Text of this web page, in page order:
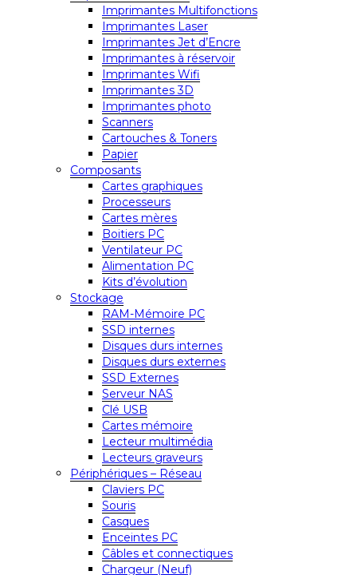
Imprimantes Multifonctions
Imprimantes Laser
Imprimantes Jet d’Encre
Imprimantes à réservoir
Imprimantes Wifi
Imprimantes 3D
Imprimantes photo
Scanners
Cartouches & Toners
Papier
Composants
Cartes graphiques
Processeurs
Cartes mères
Boitiers PC
Ventilateur PC
Alimentation PC
Kits d’évolution
Stockage
RAM-Mémoire PC
SSD internes
Disques durs internes
Disques durs externes
SSD Externes
Serveur NAS
Clé USB
Cartes mémoire
Lecteur multimédia
Lecteurs graveurs
Périphériques – Réseau
Claviers PC
Souris
Casques
Enceintes PC
Câbles et connectiques
Chargeur (Neuf)